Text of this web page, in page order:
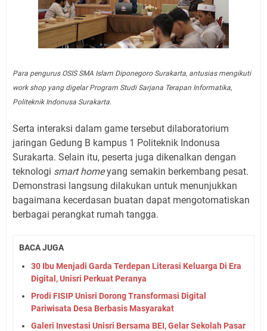
Para pengurus OSIS SMA Islam Diponegoro Surakarta, antusias mengikuti
work shop yang digelar Program Studi Sarjana Terapan Informatika,
Politeknik Indonusa Surakarta.
Serta interaksi dalam game tersebut dilaboratorium
jaringan Gedung B kampus 1 Politeknik Indonusa
Surakarta. Selain itu, peserta juga dikenalkan dengan
teknologi smart homeyang semakin berkembang pesat.
Demonstrasi langsung dilakukan untuk menunjukkan
bagaimana kecerdasan buatan dapat mengotomatiskan
berbagai perangkat rumah tangga.
BACA JUGA
30 Ibu Menjadi Garda Terdepan Literasi Keluarga Di Era
Digital, Unisri Perkuat Peranya
Prodi FISIP Unisri Dorong Transformasi Digital
Pariwisata Desa Berbasis Masyarakat
Galeri Investasi Unisri Bersama BEI, Gelar Sekolah Pasar